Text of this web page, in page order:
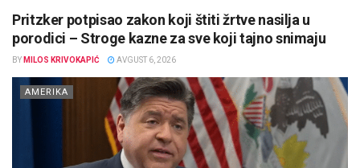
Pritzker potpisao zakon koji štiti žrtve nasilja u
porodici – Stroge kazne za sve koji tajno snimaju
BY MILOS KRIVOKAPIĆ AVGUST 6, 2026
AMERIKA